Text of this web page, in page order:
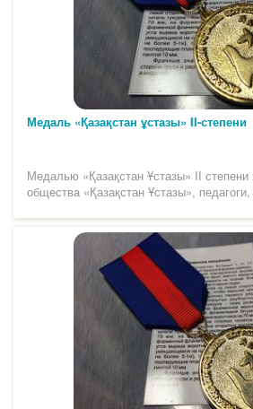
Медаль «Қазақстан ұстазы» II-степени
Медалью «Қазақстан Ұстазы» II
общества «Қазақстан Ұстазы»,